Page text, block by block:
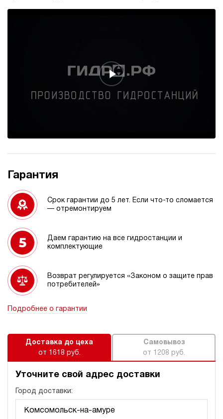
Гарантия
Срок гарантии до 5 лет. Если что-то сломается
— отремонтируем
Даем гарантию на все гидростанции и
комплектующие
Возврат регулируется «Законом о защите прав
потребителей»
Подробнее о гарантии
Доставка до цеха
от 1618 руб.
Самовывоз
от 1208 руб.
Уточните свой адрес доставки
Город доставки: